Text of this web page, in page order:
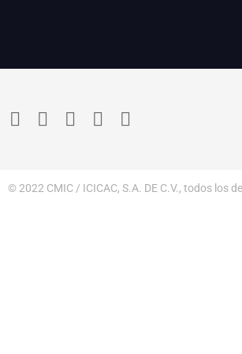
© 2022 CMIC / ICICAC, S.A. DE C.V., todos los